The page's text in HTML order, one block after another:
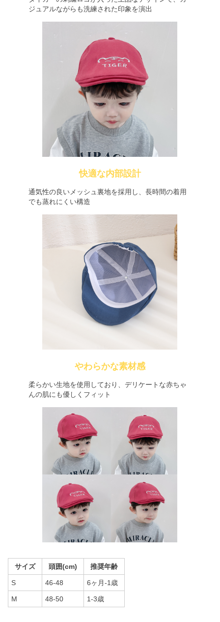
ジュアルながらも洗練された印象を演出
快適な内部設計
通気性の良いメッシュ裏地を採用し、長時間の着用
でも蒸れにくい構造
やわらかな素材感
柔らかい生地を使用しており、デリケートな赤ちゃ
んの肌にも優しくフィット
サイズ 頭囲(cm) 推奨年齢
S 46-48 6ヶ月-1歳
M 48-50 1-3歳